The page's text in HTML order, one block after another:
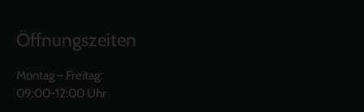
Öffnungszeiten
Montag – Freitag:
09:00-12:00 Uhr